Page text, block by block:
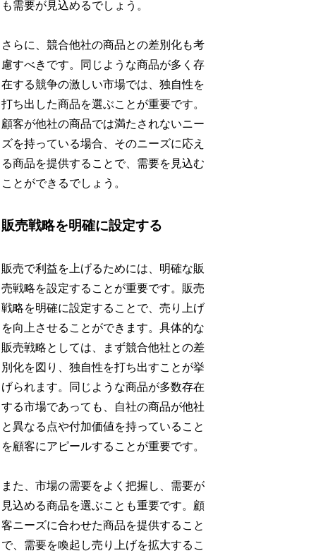
も需要が見込めるでしょう。
さらに、競合他社の商品との差別化も考
慮すべきです。同じような商品が多く存
在する競争の激しい市場では、独自性を
打ち出した商品を選ぶことが重要です。
顧客が他社の商品では満たされないニー
ズを持っている場合、そのニーズに応え
る商品を提供することで、需要を見込む
ことができるでしょう。
販売戦略を明確に設定する
販売で利益を上げるためには、明確な販
売戦略を設定することが重要です。販売
戦略を明確に設定することで、売り上げ
を向上させることができます。具体的な
販売戦略としては、まず競合他社との差
別化を図り、独自性を打ち出すことが挙
げられます。同じような商品が多数存在
する市場であっても、自社の商品が他社
と異なる点や付加価値を持っていること
を顧客にアピールすることが重要です。
また、市場の需要をよく把握し、需要が
見込める商品を選ぶことも重要です。顧
客ニーズに合わせた商品を提供すること
で、需要を喚起し売り上げを拡大するこ